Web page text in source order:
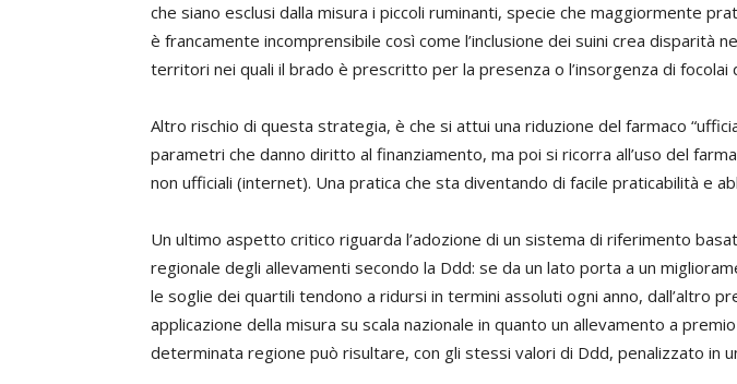
che siano esclusi dalla misura i piccoli ruminanti, specie che maggiormente
è francamente incomprensibile così come l’inclusione dei suini crea disparità
territori nei quali il brado è prescritto per la presenza o l’insorgenza di focolai
Altro rischio di questa strategia, è che si attui una riduzione del farmaco
parametri che danno diritto al finanziamento, ma poi si ricorra all’uso del
non ufficiali (internet). Una pratica che sta diventando di facile praticabilità e
Un ultimo aspetto critico riguarda l’adozione di un sistema di riferimento
regionale degli allevamenti secondo la Ddd: se da un lato porta a un
le soglie dei quartili tendono a ridursi in termini assoluti ogni anno, dall’altro
applicazione della misura su scala nazionale in quanto un allevamento a
determinata regione può risultare, con gli stessi valori di Ddd, penalizzato in